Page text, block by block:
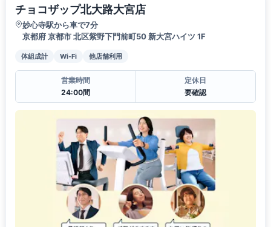
チョコザップ北大路大宮店
妙心寺駅から車で7分
京都府 京都市 北区紫野下門前町50 新大宮ハイツ 1F
体組成計 Wi-Fi 他店舗利用
営業時間
24:00間
定休日
要確認